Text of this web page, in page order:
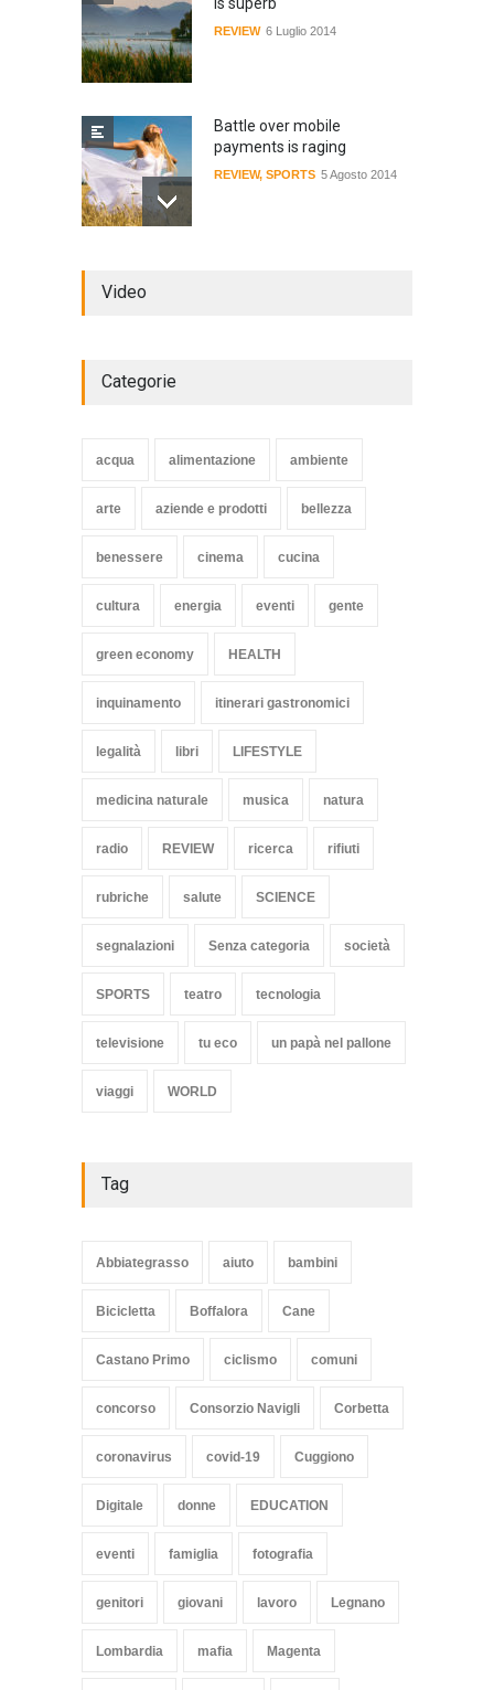
REVIEW 6 Luglio 2014
Battle over mobile
payments is raging
REVIEW, SPORTS 5 Agosto 2014
HEALTH 15 Novembre 2014
Video
Categorie
acqua alimentazione ambiente
arte aziende e prodotti bellezza
benessere cinema cucina
cultura energia eventi gente
green economy HEALTH
inquinamento itinerari gastronomici
legalità libri LIFESTYLE
medicina naturale musica natura
radio REVIEW ricerca rifiuti
rubriche salute SCIENCE
segnalazioni Senza categoria società
SPORTS teatro tecnologia
televisione tu eco un papà nel pallone
viaggi WORLD
Tag
Abbiategrasso aiuto bambini
Bicicletta Boffalora Cane
Castano Primo ciclismo comuni
concorso Consorzio Navigli Corbetta
coronavirus covid-19 Cuggiono
Digitale donne EDUCATION
eventi famiglia fotografia
genitori giovani lavoro Legnano
Lombardia mafia Magenta